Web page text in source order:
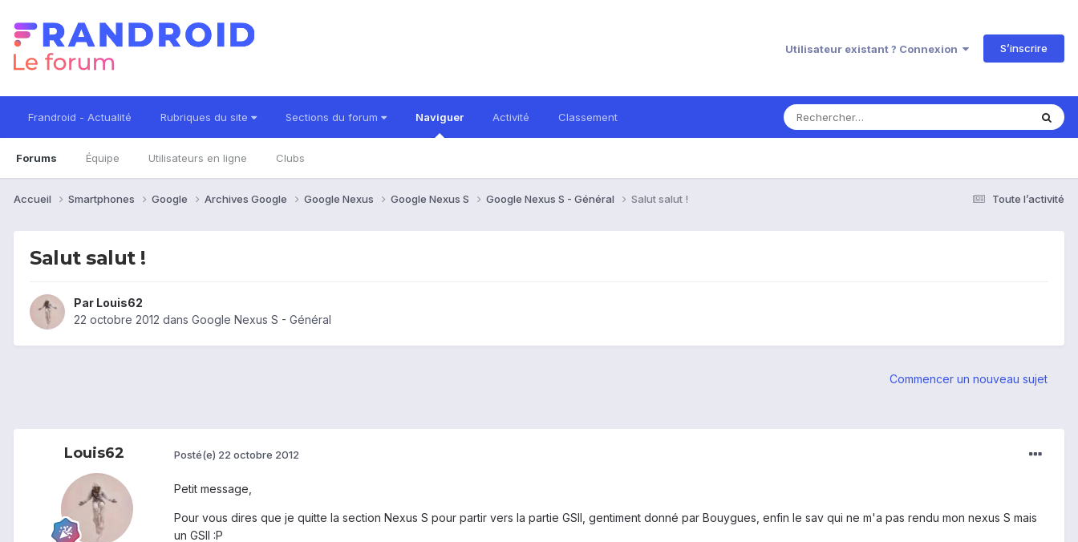
Utilisateur existant ? Connexion S’inscrire
Frandroid - Actualité Rubriques du site Sections du forum Naviguer
Forums Équipe Utilisateurs en ligne Clubs
Activité Classement
Toute l’activité
Accueil Smartphones Google Archives Google Google Nexus Google Nexus S Google Nexus S - Général Salut salut !
Salut salut !
Par Louis62
22 octobre 2012 dans Google Nexus S - Général
Commencer un nouveau sujet
Louis62 Posté(e) 22 octobre 2012
Petit message,
Pour vous dires que je quitte la section Nexus S pour partir vers la partie GSII, gentiment donné par Bouygues, enfin le sav qui ne m'a pas rendu mon nexus S mais
un GSII :P